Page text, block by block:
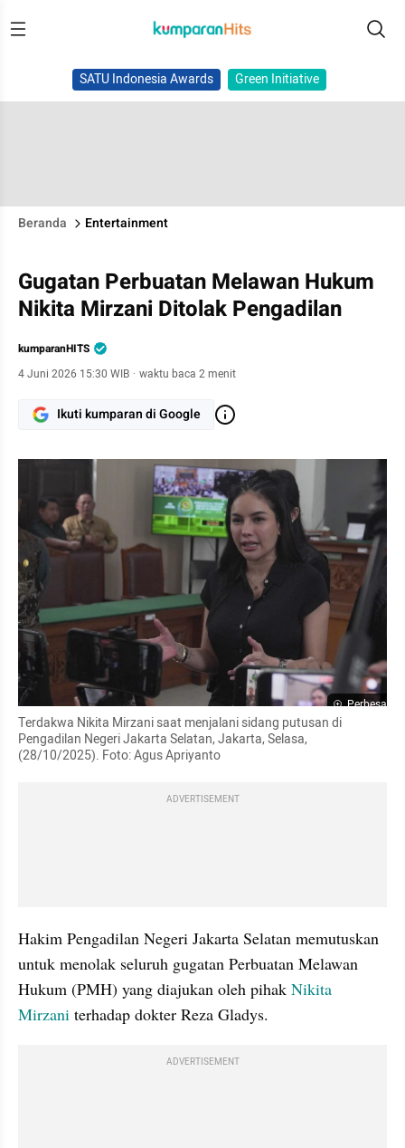
SATU Indonesia Awards Green Initiative
Beranda Entertainment
Gugatan Perbuatan Melawan Hukum
Nikita Mirzani Ditolak Pengadilan
kumparanHITS
4 Juni 2026 15:30 WIB · waktu baca 2 menit
Ikuti kumparan di Google
Perbesar
Terdakwa Nikita Mirzani saat menjalani sidang putusan di
Pengadilan Negeri Jakarta Selatan, Jakarta, Selasa,
(28/10/2025). Foto: Agus Apriyanto
ADVERTISEMENT
Hakim Pengadilan Negeri Jakarta Selatan memutuskan
untuk menolak seluruh gugatan Perbuatan Melawan
Hukum (PMH) yang diajukan oleh pihak Nikita
Mirzani terhadap dokter Reza Gladys.
ADVERTISEMENT